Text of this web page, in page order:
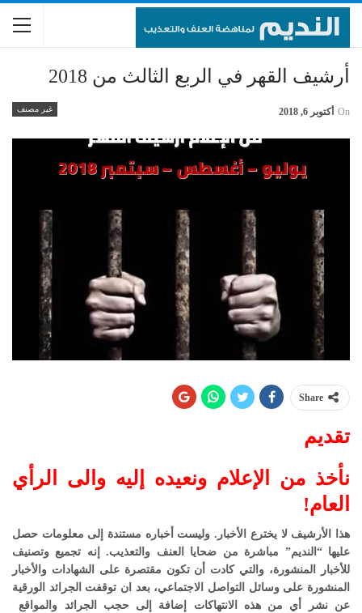
أرشيف القهر في الربع الثالث من 2018
غير مصنف On أكتوبر 6, 2018
Share
تقديم
نأخذ من الإعلام ونعيده إليه والى الرأي
العام!
هذا الأرشيف لا يخترع الأخبار. وليست أخباره مستندة إلى معلومات حصل
عليها “النديم” مباشرة من ضحايا العنف والتعذيب. إنه تجميع وتصنيف
للأخبار المنشورة، والتي كادت أن تكون مقتصرة على الشهادات والأخبار
المنشورة على وسائل التواصل الاجتماعي، بعد ان توقفت الجرائد الورقية
عن نشر أي من هذه الانتهاكات إضافة إلى حجب الجرائد والمواقع